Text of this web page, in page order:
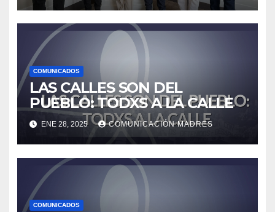
COMUNICADOS
LAS CALLES SON DEL
PUEBLO: TODXS A LA CALLE
ENE 28, 2025 COMUNICACIÓN MADRES
COMUNICADOS